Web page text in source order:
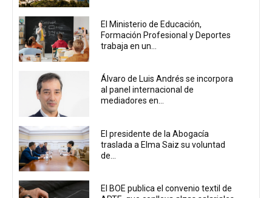
El Ministerio de Educación,
Formación Profesional y Deportes
trabaja en un...
Álvaro de Luis Andrés se incorpora
al panel internacional de
mediadores en...
El presidente de la Abogacía
traslada a Elma Saiz su voluntad
de...
El BOE publica el convenio textil de